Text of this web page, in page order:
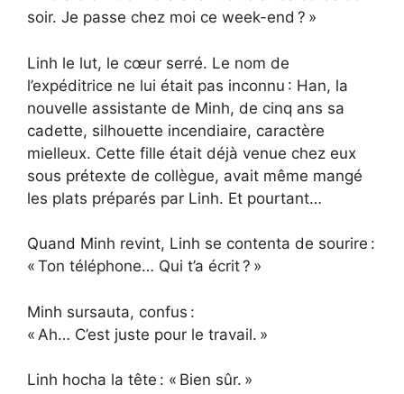
soir. Je passe chez moi ce week-end ? »
Linh le lut, le cœur serré. Le nom de
l’expéditrice ne lui était pas inconnu : Han, la
nouvelle assistante de Minh, de cinq ans sa
cadette, silhouette incendiaire, caractère
mielleux. Cette fille était déjà venue chez eux
sous prétexte de collègue, avait même mangé
les plats préparés par Linh. Et pourtant…
Quand Minh revint, Linh se contenta de sourire :
« Ton téléphone… Qui t’a écrit ? »
Minh sursauta, confus :
« Ah… C’est juste pour le travail. »
Linh hocha la tête : « Bien sûr. »